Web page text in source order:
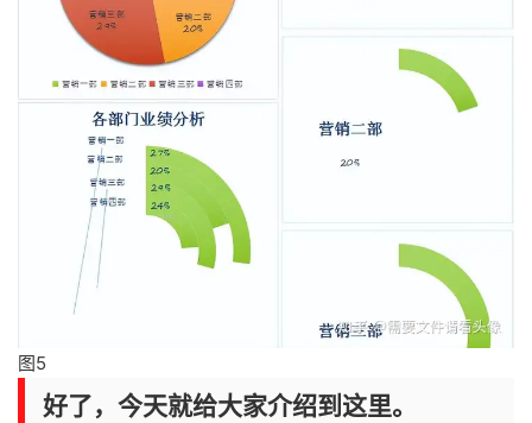
图5
好了，今天就给大家介绍到这里。